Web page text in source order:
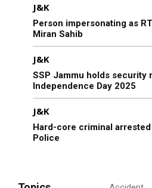
J&K
Person impersonating as
Miran Sahib
J&K
SSP Jammu holds security
Independence Day 2025
J&K
Hard-core criminal
Police